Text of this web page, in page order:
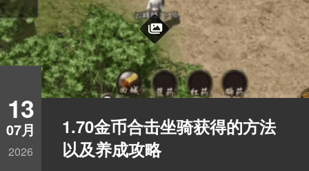
13
07月
2026
1.70金币合击坐骑获得的方法
以及养成攻略